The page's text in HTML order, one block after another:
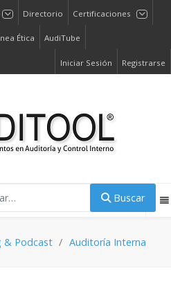
Directorio Certificaciones
Ética AudiTube
Iniciar Sesión Registrarse
Buscar
& Podcast Auditoría Interna